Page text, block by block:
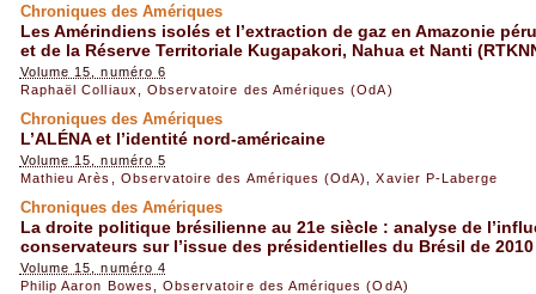
Chroniques des Amériques
Les Amérindiens isolés et l’extraction de gaz en Amazonie
et de la Réserve Territoriale Kugapakori, Nahua et Nanti
Volume 15, numéro 6
Raphaël Colliaux
Observatoire des Amériques (OdA)
Chroniques des Amériques
L’ALÉNA et l’identité nord‐américaine
Volume 15, numéro 5
Mathieu Arès
Observatoire des Amériques (OdA) ,Xavier P-Laberge
Chroniques des Amériques
La droite politique brésilienne au 21e siècle : analyse de
conservateurs sur l’issue des présidentielles du Brésil de 2010
Volume 15, numéro 4
Philip Aaron Bowes
Observatoire des Amériques (OdA)